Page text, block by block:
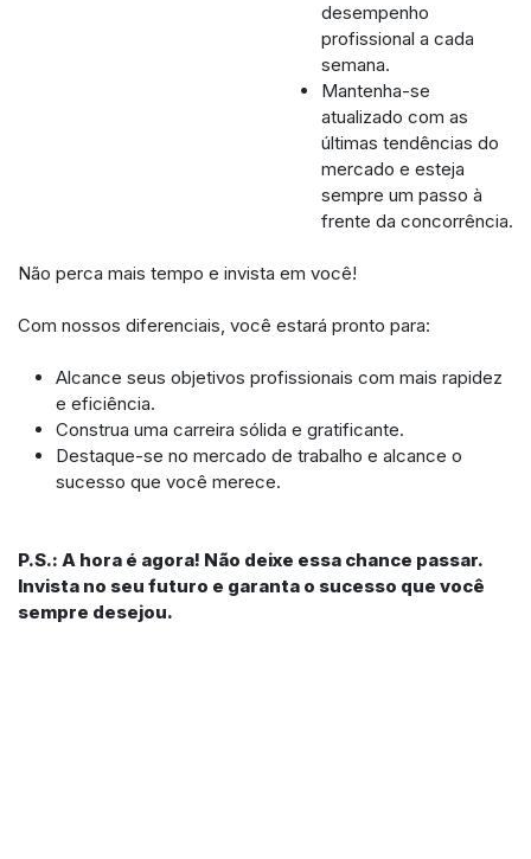
desempenho
profissional a cada
semana.
Mantenha-se
atualizado com as
últimas tendências do
mercado e esteja
sempre um passo à
frente da concorrência.
Não perca mais tempo e invista em você!
Com nossos diferenciais, você estará pronto para:
Alcance seus objetivos profissionais com mais rapidez
e eficiência.
Construa uma carreira sólida e gratificante.
Destaque-se no mercado de trabalho e alcance o
sucesso que você merece.
P.S.: A hora é agora! Não deixe essa chance passar.
Invista no seu futuro e garanta o sucesso que você
sempre desejou.